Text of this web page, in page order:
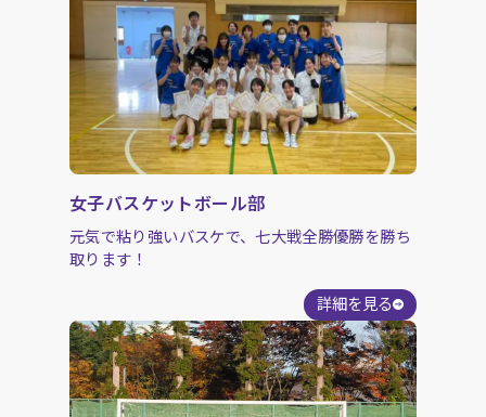
女子バスケットボール部
元気で粘り強いバスケで、七大戦全勝優勝を勝ち
取ります！
詳細を見る